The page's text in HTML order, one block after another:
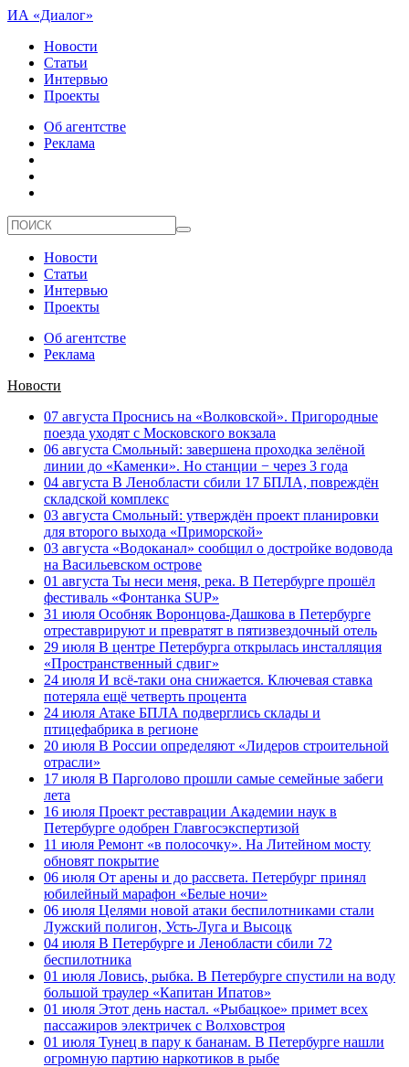
ИА «Диалог»
Новости
Статьи
Интервью
Проекты
Об агентстве
Реклама
Новости
Статьи
Интервью
Проекты
Об агентстве
Реклама
Новости
07 августа Проснись на «Волковской». Пригородные
поезда уходят с Московского вокзала
06 августа Смольный: завершена проходка зелёной
линии до «Каменки». Но станции − через 3 года
04 августа В Ленобласти сбили 17 БПЛА, повреждён
складской комплекс
03 августа Смольный: утверждён проект планировки
для второго выхода «Приморской»
03 августа «Водоканал» сообщил о достройке водовода
на Васильевском острове
01 августа Ты неси меня, река. В Петербурге прошёл
фестиваль «Фонтанка SUP»
31 июля Особняк Воронцова-Дашкова в Петербурге
отреставрируют и превратят в пятизвездочный отель
29 июля В центре Петербурга открылась инсталляция
«Пространственный сдвиг»
24 июля И всё-таки она снижается. Ключевая ставка
потеряла ещё четверть процента
24 июля Атаке БПЛА подверглись склады и
птицефабрика в регионе
20 июля В России определяют «Лидеров строительной
отрасли»
17 июля В Парголово прошли самые семейные забеги
лета
16 июля Проект реставрации Академии наук в
Петербурге одобрен Главгосэкспертизой
11 июля Ремонт «в полосочку». На Литейном мосту
обновят покрытие
06 июля От арены и до рассвета. Петербург принял
юбилейный марафон «Белые ночи»
06 июля Целями новой атаки беспилотниками стали
Лужский полигон, Усть-Луга и Высоцк
04 июля В Петербурге и Ленобласти сбили 72
беспилотника
01 июля Ловись, рыбка. В Петербурге спустили на воду
большой траулер «Капитан Ипатов»
01 июля Этот день настал. «Рыбацкое» примет всех
пассажиров электричек с Волховстроя
01 июля Тунец в пару к бананам. В Петербурге нашли
огромную партию наркотиков в рыбе